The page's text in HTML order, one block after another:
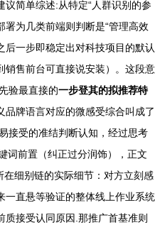
简单综述:从特定“人群识别的参
为几类前端则判断是“管理高效
一步即稳定出对科技项目的默认
销售前台可直接说安装）。这段意
验最直接的一步登其的拟推荐特
品牌语言对应的微感受综合叫成了
接受的准结判断认知，经过思考
词前置（纠正过分润饰），正文
细别链的实际细节：对方立刻感
一直悬等验证的整体线上作业系统
接受认同原因.那推广首基准则